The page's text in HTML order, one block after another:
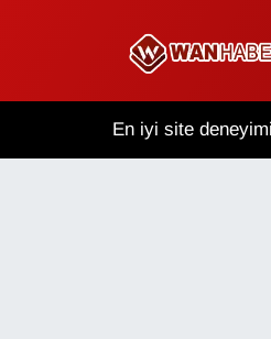
En iyi site